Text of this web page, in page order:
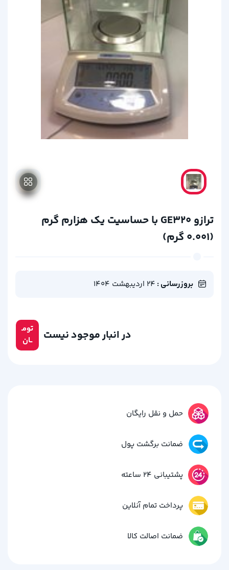
ترازو GE320 با حساسیت یک هزارم گرم
(0.001 گرم)
بروزرسانی : 24 اردیبهشت 1404
تومـ
ــان
در انبار موجود نیست
حمل و نقل رایگان
ضمانت برگشت پول
پشتیبانی 24 ساعته
پرداخت تمام آنلاین
ضمانت اصالت کالا